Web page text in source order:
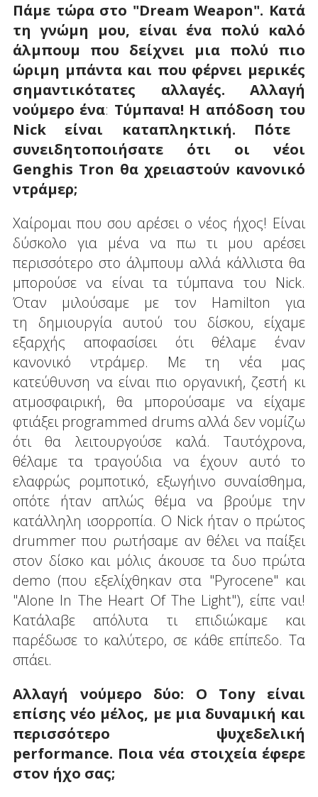
Πάμε τώρα στο "Dream Weapon". Κατά
τη γνώμη μου, είναι ένα πολύ καλό
άλμπουμ που δείχνει μια πολύ πιο
ώριμη μπάντα και που φέρνει μερικές
σημαντικότατες αλλαγές. Αλλαγή
νούμερο ένα: Τύμπανα! Η απόδοση του
Nick είναι καταπληκτική. Πότε
συνειδητοποιήσατε ότι οι νέοι
Genghis Tron θα χρειαστούν κανονικό
ντράμερ;
Χαίρομαι που σου αρέσει ο νέος ήχος! Είναι
δύσκολο για μένα να πω τι μου αρέσει
περισσότερο στο άλμπουμ αλλά κάλλιστα θα
μπορούσε να είναι τα τύμπανα του Nick.
Όταν μιλούσαμε με τον Hamilton για
τη δημιουργία αυτού του δίσκου, είχαμε
εξαρχής αποφασίσει ότι θέλαμε έναν
κανονικό ντράμερ. Με τη νέα μας
κατεύθυνση να είναι πιο οργανική, ζεστή κι
ατμοσφαιρική, θα μπορούσαμε να είχαμε
φτιάξει programmed drums αλλά δεν νομίζω
ότι θα λειτουργούσε καλά. Ταυτόχρονα,
θέλαμε τα τραγούδια να έχουν αυτό το
ελαφρώς ρομποτικό, εξωγήινο συναίσθημα,
οπότε ήταν απλώς θέμα να βρούμε την
κατάλληλη ισορροπία. Ο Nick ήταν ο πρώτος
drummer που ρωτήσαμε αν θέλει να παίξει
στον δίσκο και μόλις άκουσε τα δυο πρώτα
demo (που εξελίχθηκαν στα "Pyrocene" και
"Alone In The Heart Of The Light"), είπε ναι!
Κατάλαβε απόλυτα τι επιδιώκαμε και
παρέδωσε το καλύτερο, σε κάθε επίπεδο. Τα
σπάει.
Αλλαγή νούμερο δύο: Ο Tonyείναι
επίσης νέο μέλος, με μια δυναμική και
περισσότερο ψυχεδελική
performance. Ποια νέα στοιχεία έφερε
στον ήχο σας;